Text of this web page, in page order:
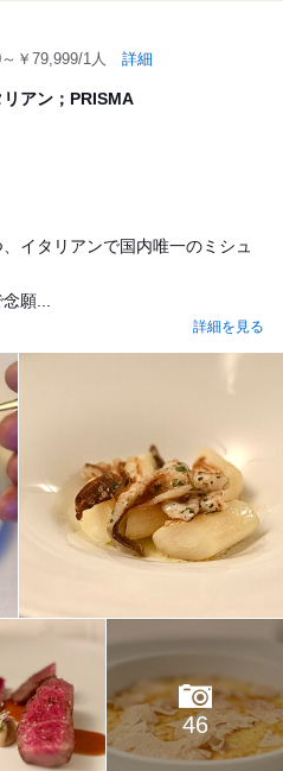
￥79,999/1人 詳細
アン；PRISMA
イタリアンで国内唯一のミシュ
願...
詳細を見る
46